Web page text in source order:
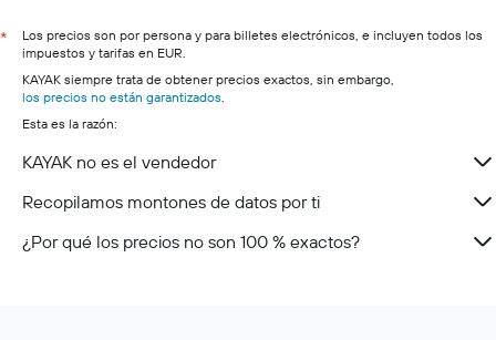
*
Los precios son por persona y para billetes electrónicos, e incluyen todos los
impuestos y tarifas en EUR.
KAYAK siempre trata de obtener precios exactos, sin embargo,
los precios no están garantizados.
Esta es la razón:
KAYAK no es el vendedor
Recopilamos montones de datos por ti
¿Por qué los precios no son 100 % exactos?